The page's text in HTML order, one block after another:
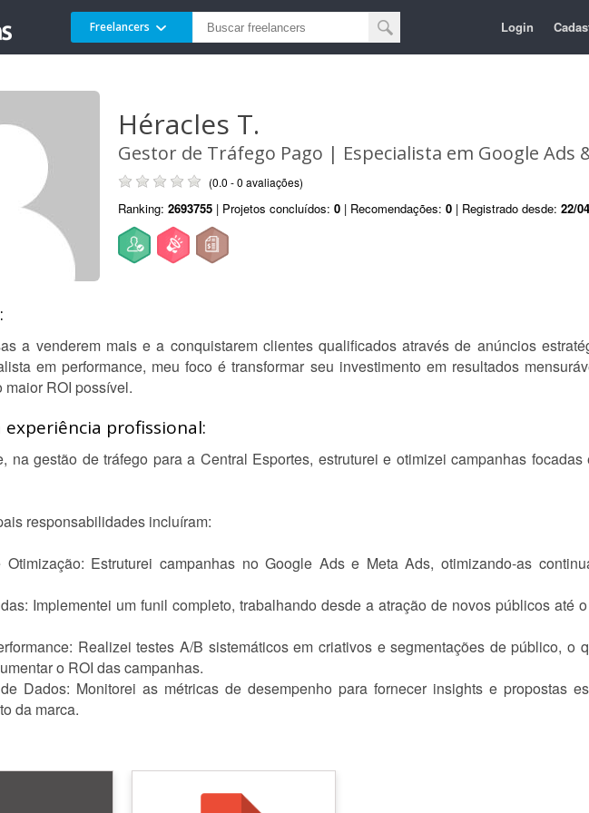
Freelancers Login
Héracles T.
Gestor de Tráfego Pago | Especialista em Google Ads
(0.0 - 0 avaliações)
Ranking: 2693755 | Projetos concluídos: 0 | Recomendações: 0 | Registrado desde: 22/
a venderem mais e a conquistarem clientes qualificados através de anúncios
em performance, meu foco é transformar seu investimento em resultados
maior ROI possível.
experiência profissional:
na gestão de tráfego para a Central Esportes, estruturei e otimizei campanhas
responsabilidades incluíram:
Estruturei campanhas no Google Ads e Meta Ads, otimizando-as
Implementei um funil completo, trabalhando desde a atração de novos públicos até
Realizei testes A/B sistemáticos em criativos e segmentações de público, o
o ROI das campanhas.
Dados: Monitorei as métricas de desempenho para fornecer insights e propostas
da marca.